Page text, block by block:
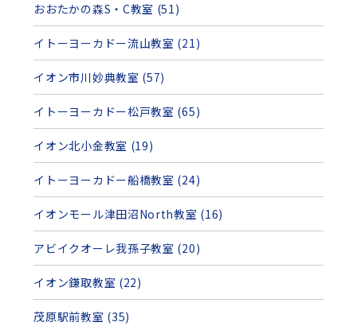
おおたかの森S・C教室 (51)
イトーヨーカドー流山教室 (21)
イオン市川妙典教室 (57)
イトーヨーカドー松戸教室 (65)
イオン北小金教室 (19)
イトーヨーカドー船橋教室 (24)
イオンモール津田沼North教室 (16)
アビイクオーレ我孫子教室 (20)
イオン鎌取教室 (22)
茂原駅前教室 (35)